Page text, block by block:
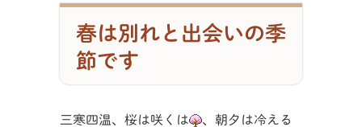
春は別れと出会いの季
節です
三寒四温、桜は咲くは
、朝夕は冷える